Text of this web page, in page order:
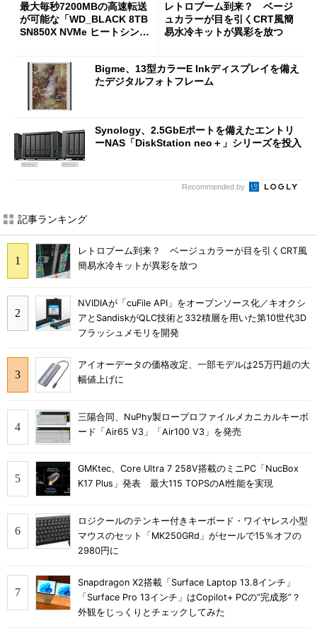
最大毎秒7200MBの高速転送
が可能な「WD_BLACK 8TB
SN850X NVMe ヒートシンク
レトロブーム到来？ ベージ
ュカラーが目を引くCRT風簡
易水冷キットが異彩を放つ
Bigme、13型カラーE Inkディスプレイを備え
たデジタルフォトフレーム
Synology、2.5GbEポートを備えたエントリ
ーNAS「DiskStation neo＋」シリーズを投入
Recommended by
記事ランキング
レトロブーム到来？ ベージュカラーが目を引くCRT風
簡易水冷キットが異彩を放つ
NVIDIAが「cuFile API」をオープンソース化／キオクシ
アとSandiskがQLC技術と332積層を用いた第10世代3D
フラッシュメモリを開発
アイオーデータの価格改定、一部モデルは25万円超の大
幅値上げに
三陽合同、NuPhy製ロープロファイルメカニカルキーボ
ード「Air65 V3」「Air100 V3」を発売
GMKtec、Core Ultra 7 258V搭載のミニPC「NucBox
K17 Plus」発表 最大115 TOPSのAI性能を実現
ロジクールのテンキー付きキーボード・ワイヤレス小型
マウスのセット「MK250GRd」がセールで15％オフの
2980円に
Snapdragon X2搭載「Surface Laptop 13.8インチ」
「Surface Pro 13インチ」はCopilot+ PCの“完成形”？
外観をじっくりとチェックしてみた